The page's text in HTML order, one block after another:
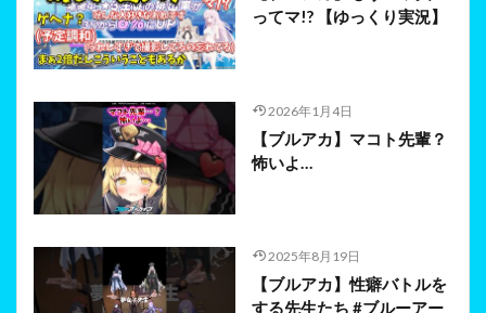
ってマ!? 【ゆっくり実況】
2026年1月4日
【ブルアカ】マコト先輩？
怖いよ…
2025年8月19日
【ブルアカ】性癖バトルを
する先生たち #ブルーアー